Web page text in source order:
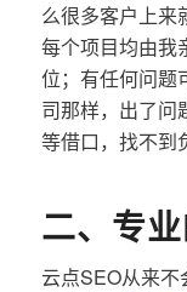
么很多客户上来
每个项目均由我
位；有任何问题
司那样，出了问
等借口，找不到
二、专
云点SEO从来不